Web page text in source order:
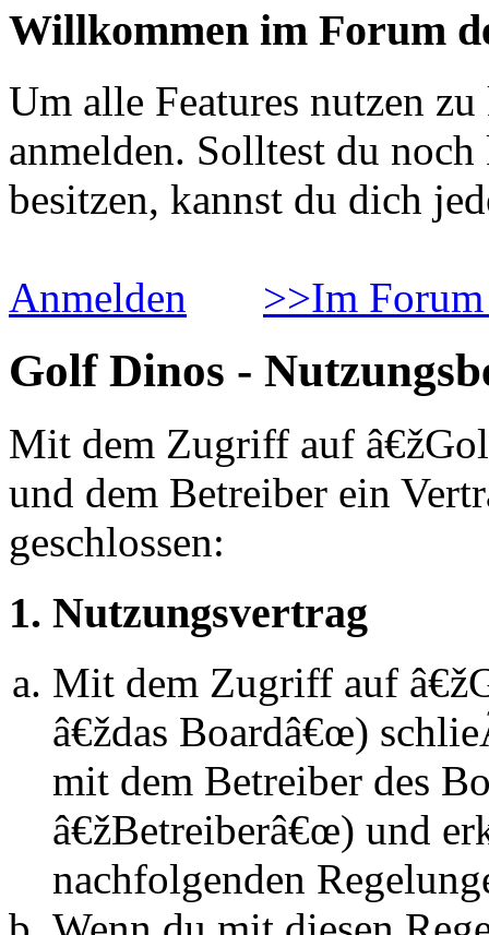
Willkommen im Forum
Um alle Features nutzen
anmelden. Solltest du
besitzen, kannst du dich
Anmelden >>Im
Golf Dinos -
Mit dem Zugriff auf
und dem Betreiber ein
geschlossen:
1. Nutzungsvertrag
Mit dem Zugriff auf
â€ždas Boardâ€œ)
mit dem Betreiber des
â€žBetreiberâ€œ) und
nachfolgenden